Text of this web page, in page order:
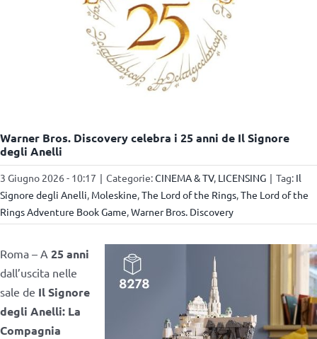
Warner Bros. Discovery celebra i 25 anni de Il Signore
degli Anelli
3 Giugno 2026 - 10:17 | Categorie:CINEMA & TV, LICENSING | Tag: Il
Signore degli Anelli, Moleskine,The Lord of the Rings,The Lord of the
Rings Adventure Book Game,Warner Bros. Discovery
Roma – A 25 anni
dall’uscita nelle
sale de Il Signore
degli Anelli: La
Compagnia